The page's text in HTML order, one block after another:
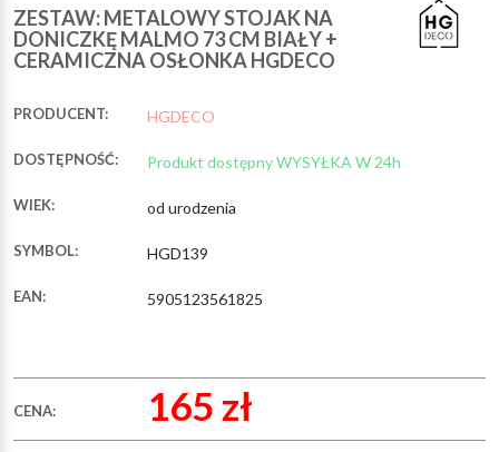
ZESTAW: METALOWY STOJAK NA
DONICZKĘ MALMO 73 CM BIAŁY +
CERAMICZNA OSŁONKA HGDECO
PRODUCENT: HGDECO
DOSTĘPNOŚĆ: Produkt dostępny WYSYŁKA W 24h
WIEK: od urodzenia
SYMBOL: HGD139
EAN: 5905123561825
CENA: 165 zł